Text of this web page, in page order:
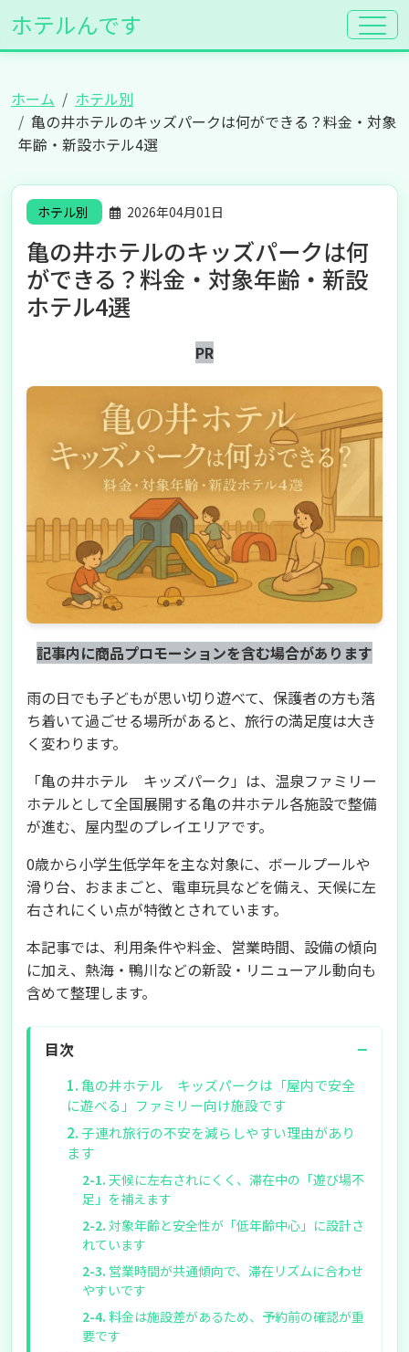
ホテルんです
ホーム
ホテル別
亀の井ホテルのキッズパークは何ができる？料金・対象
年齢・新設ホテル4選
ホテル別 2026年04月01日
亀の井ホテルのキッズパークは何
ができる？料金・対象年齢・新設
ホテル4選
PR
記事内に商品プロモーションを含む場合があります
雨の日でも子どもが思い切り遊べて、保護者の方も落
ち着いて過ごせる場所があると、旅行の満足度は大き
く変わります。
「亀の井ホテル キッズパーク」は、温泉ファミリー
ホテルとして全国展開する亀の井ホテル各施設で整備
が進む、屋内型のプレイエリアです。
0歳から小学生低学年を主な対象に、ボールプールや
滑り台、おままごと、電車玩具などを備え、天候に左
右されにくい点が特徴とされています。
本記事では、利用条件や料金、営業時間、設備の傾向
に加え、熱海・鴨川などの新設・リニューアル動向も
含めて整理します。
目次 −
亀の井ホテル キッズパークは「屋内で安全
に遊べる」ファミリー向け施設です
子連れ旅行の不安を減らしやすい理由があり
ます
天候に左右されにくく、滞在中の「遊び場不
足」を補えます
対象年齢と安全性が「低年齢中心」に設計さ
れています
営業時間が共通傾向で、滞在リズムに合わせ
やすいです
料金は施設差があるため、予約前の確認が重
要です